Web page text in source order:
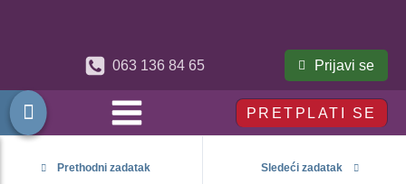
063 136 84 65 Prijavi se
PRETPLATI SE
Prethodni zadatak Sledeći zadatak